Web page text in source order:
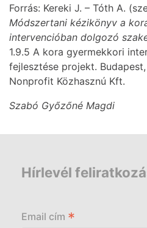
Forrás: Kereki J. – Tóth A.
Módszertani kézikönyv a
intervencióban dolgozó
1.9.5 A kora gyermekkori
fejlesztése projekt.
Nonprofit Közhasznú Kft.
Szabó Győzőné Magdi
Hírlevél
Email cím *